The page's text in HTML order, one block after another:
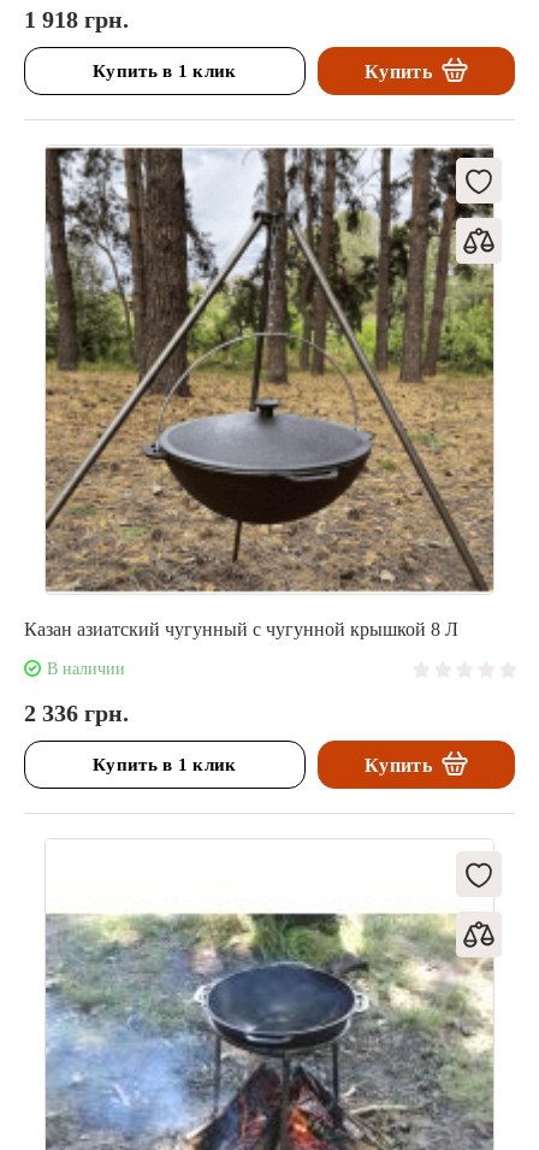
1 918 грн.
Купить в 1 клик Купить
Казан азиатский чугунный с чугунной крышкой 8 Л
В наличии
2 336 грн.
Купить в 1 клик Купить